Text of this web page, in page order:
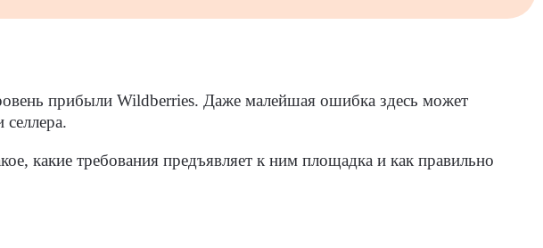
прибыли Wildberries. Даже малейшая ошибка здесь может
какие требования предъявляет к ним площадка и как правильно